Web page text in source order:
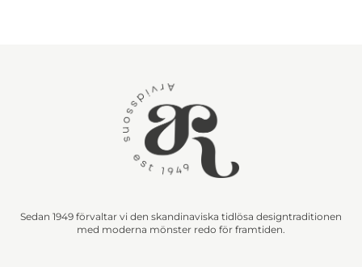
Sedan 1949 förvaltar vi den skandinaviska tidlösa designtraditionen
med moderna mönster redo för framtiden.